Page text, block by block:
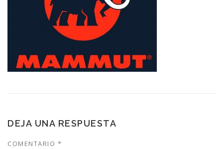
DEJA UNA RESPUESTA
COMENTARIO *